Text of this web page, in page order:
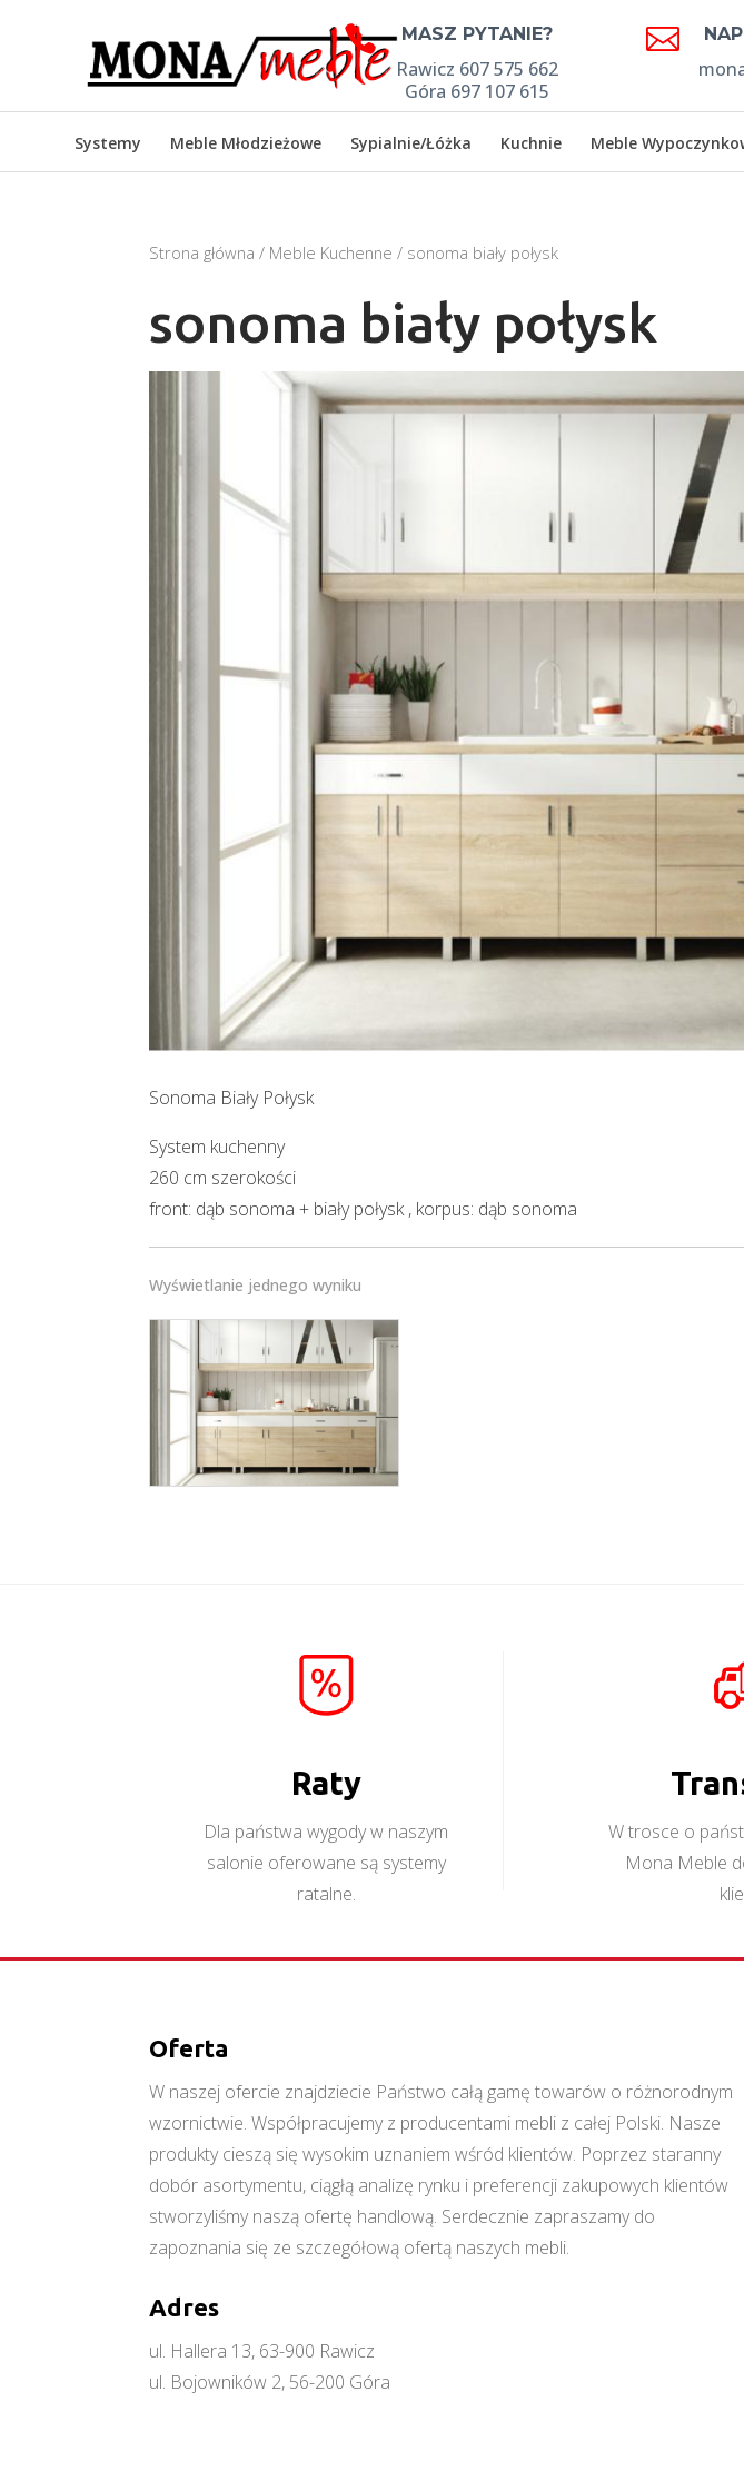
 MASZ PYTANIE?
Rawicz 607 575 662
Góra 697 107 615

Systemy Meble Młodzieżowe Sypialnie/Łóżka Kuchnie Meble
Strona główna / Meble Kuchenne / sonoma biały połysk
sonoma biały połysk
Sonoma Biały Połysk
System kuchenny
260 cm szerokości
front: dąb sonoma + biały połysk , korpus: dąb sonoma
Wyświetlanie jednego wyniku
Raty
Dla państwa wygody w naszym
salonie oferowane są systemy
ratalne.
W trosce o
Mona Meble
Oferta
W naszej ofercie znajdziecie Państwo całą gamę towarów o różnorodnym
wzornictwie. Współpracujemy z producentami mebli z całej Polski. Nasze
produkty cieszą się wysokim uznaniem wśród klientów. Poprzez staranny
dobór asortymentu, ciągłą analizę rynku i preferencji zakupowych klientów
stworzyliśmy naszą ofertę handlową. Serdecznie zapraszamy do
zapoznania się ze szczegółową ofertą naszych mebli.
Adres
ul. Hallera 13, 63-900 Rawicz
ul. Bojowników 2, 56-200 Góra